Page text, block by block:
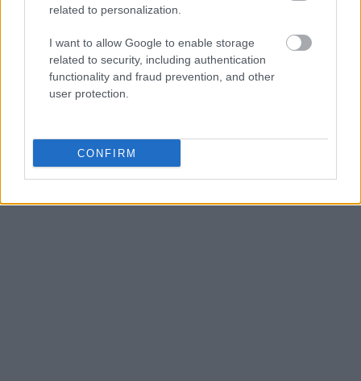
related to personalization.
I want to allow Google to enable storage
related to security, including authentication
functionality and fraud prevention, and other
user protection.
CONFIRM